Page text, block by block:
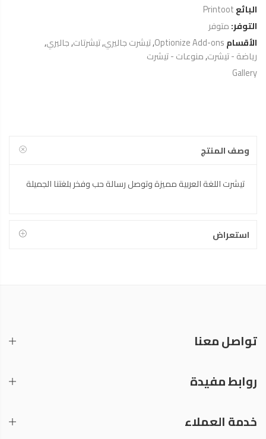
البائعPrintoot
التوفر:متوفر
الأقسامOptionize Add-ons
,تيشرت جاليري,تيشرتات,جاليري,
رياضة - تيشرت,منوعات - تيشرت
Gallery
وصف المنتج
تيشرت اللغة العربية مميزة وتوصل رسالة حب وفخر بلغتنا الجميلة
استعراض
تواصل معنا
روابط مفيدة
خدمة العملاء